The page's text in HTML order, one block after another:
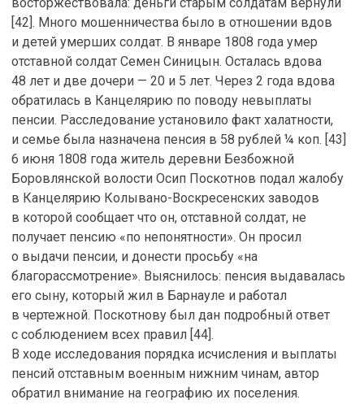
[42]. Много мошенничества было в отношении вдов
и детей умерших солдат. В январе 1808 года умер
отставной солдат Семен Синицын. Осталась вдова
48 лет и две дочери — 20 и 5 лет. Через 2 года вдова
обратилась в Канцелярию по поводу невыплаты
пенсии. Расследование установило факт халатности,
и семье была назначена пенсия в 58 рублей ¼ коп. [43]
6 июня 1808 года житель деревни Безбожной
Боровлянской волости Осип Поскотнов подал жалобу
в Канцелярию Колывано-Воскресенских заводов
в которой сообщает что он, отставной солдат, не
получает пенсию «по непонятности». Он просил
о выдачи пенсии, и донести просьбу «на
благорассмотрение». Выяснилось: пенсия выдавалась
его сыну, который жил в Барнауле и работал
в чертежной. Поскотнову был дан подробный ответ
с соблюдением всех правил [44].
В ходе исследования порядка исчисления и выплаты
пенсий отставным военным нижним чинам, автор
обратил внимание на географию их поселения.